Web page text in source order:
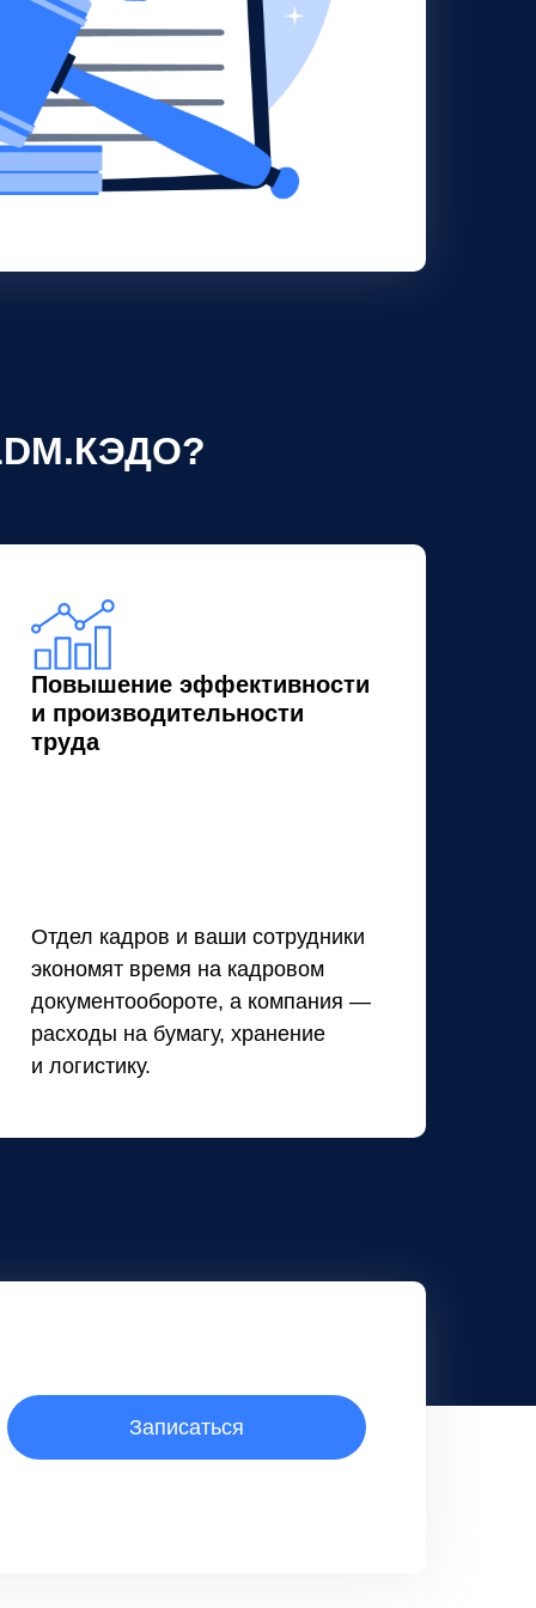
Повышение эффективности
и производительности
труда
Отдел кадров и ваши сотрудники
экономят время на кадровом
документообороте, а компания —
расходы на бумагу, хранение
и логистику.
Записаться